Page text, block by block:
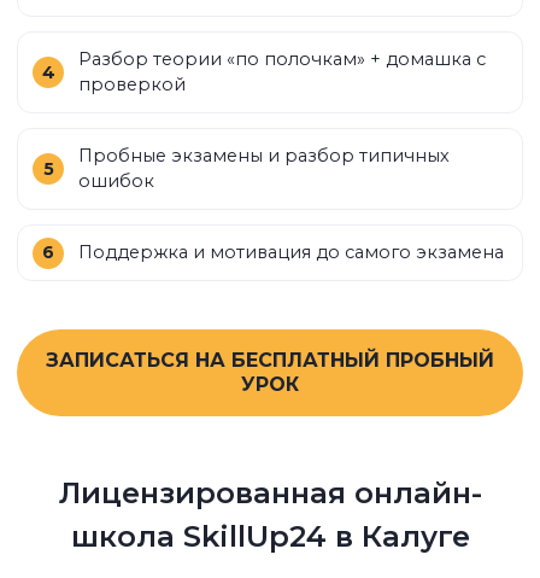
Разбор теории «по полочкам» + домашка с
проверкой
Пробные экзамены и разбор типичных
ошибок
Поддержка и мотивация до самого экзамена
ЗАПИСАТЬСЯ НА БЕСПЛАТНЫЙ ПРОБНЫЙ
УРОК
Лицензированная онлайн-
школа SkillUp24 в Калуге